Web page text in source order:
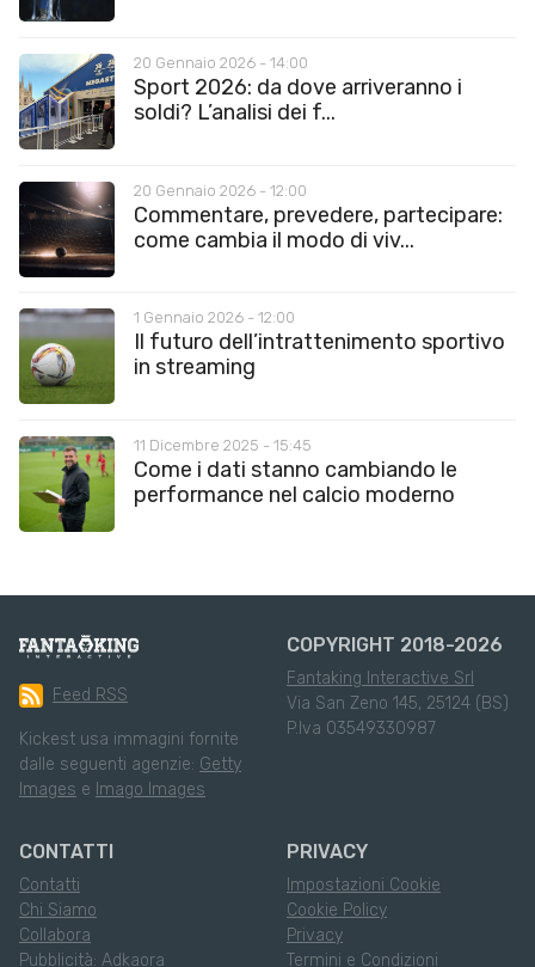
20 Gennaio 2026 - 14:00
Sport 2026: da dove arriveranno i
soldi? L’analisi dei f...
20 Gennaio 2026 - 12:00
Commentare, prevedere, partecipare:
come cambia il modo di viv...
1 Gennaio 2026 - 12:00
Il futuro dell’intrattenimento sportivo
in streaming
11 Dicembre 2025 - 15:45
Come i dati stanno cambiando le
performance nel calcio moderno
Feed RSS
Kickest usa immagini fornite
dalle seguenti agenzie: Getty
Images e Imago Images
COPYRIGHT 2018-2026
Fantaking Interactive Srl
Via San Zeno 145, 25124 (BS)
P.Iva 03549330987
CONTATTI
Contatti
Chi Siamo
Collabora
Pubblicità: Adkaora
PRIVACY
Impostazioni Cookie
Cookie Policy
Privacy
Termini e Condizioni